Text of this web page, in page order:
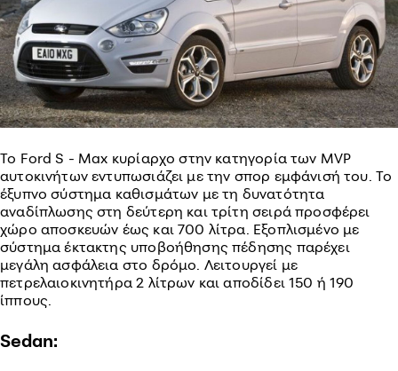
Το Ford S - Max κυρίαρχο στην κατηγορία των MVP
αυτοκινήτων εντυπωσιάζει με την σπορ εμφάνισή του. Το
έξυπνο σύστημα καθισμάτων με τη δυνατότητα
αναδίπλωσης στη δεύτερη και τρίτη σειρά προσφέρει
χώρο αποσκευών έως και 700 λίτρα. Εξοπλισμένο με
σύστημα έκτακτης υποβοήθησης πέδησης παρέχει
μεγάλη ασφάλεια στο δρόμο. Λειτουργεί με
πετρελαιοκινητήρα 2 λίτρων και αποδίδει 150 ή 190
ίππους.
Sedan: